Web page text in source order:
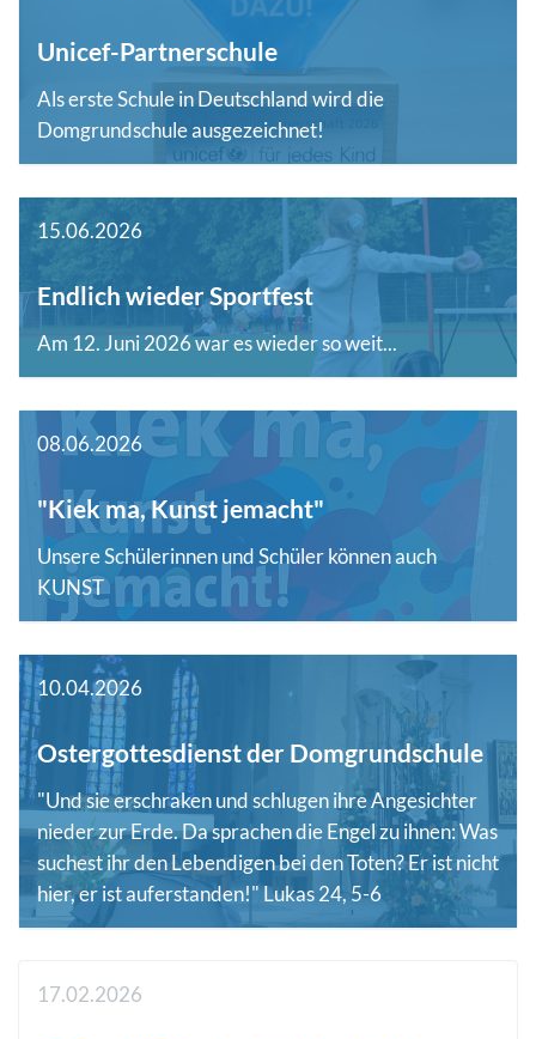
Unicef-Partnerschule
Als erste Schule in Deutschland wird die
Domgrundschule ausgezeichnet!
15.06.2026
Endlich wieder Sportfest
Am 12. Juni 2026 war es wieder so weit...
08.06.2026
"Kiek ma, Kunst jemacht"
Unsere Schülerinnen und Schüler können auch
KUNST
10.04.2026
Ostergottesdienst der Domgrundschule
"Und sie erschraken und schlugen ihre Angesichter
nieder zur Erde. Da sprachen die Engel zu ihnen: Was
suchest ihr den Lebendigen bei den Toten? Er ist nicht
hier, er ist auferstanden!" Lukas 24, 5-6
17.02.2026